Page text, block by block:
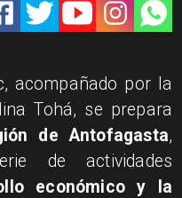
acompañado por la
Tohá, se prepara
de Antofagasta,
de actividades
económico y la